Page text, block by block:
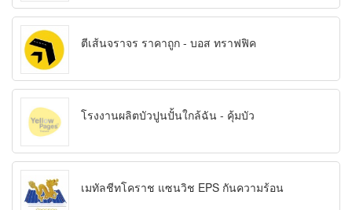
ตีเส้นจราจร ราคาถูก - บอส ทราฟฟิค
โรงงานผลิตบัวปูนปั้นใกล้ฉัน - คุ้มบัว
เมทัลชีทโคราช แซนวิช EPS กันความร้อน